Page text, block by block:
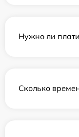
Нужно ли
Сколько